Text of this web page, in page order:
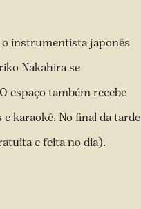
instrumentista japonês
Nakahira se
espaço também recebe
karaokê. No final da tarde
e feita no dia).